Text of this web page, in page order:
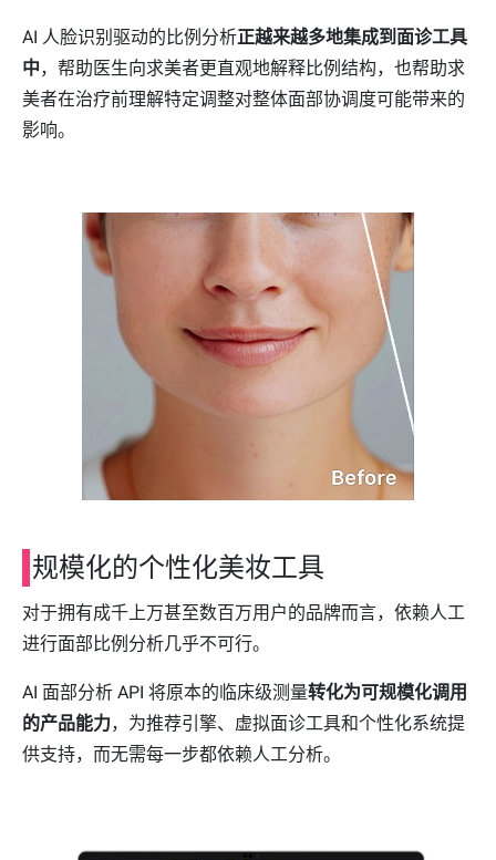
AI 人脸识别驱动的比例分析正越来越多地集成到面诊工具
中，帮助医生向求美者更直观地解释比例结构，也帮助求
美者在治疗前理解特定调整对整体面部协调度可能带来的
影响。
规模化的个性化美妆工具
对于拥有成千上万甚至数百万用户的品牌而言，依赖人工
进行面部比例分析几乎不可行。
AI 面部分析 API 将原本的临床级测量转化为可规模化调用
的产品能力，为推荐引擎、虚拟面诊工具和个性化系统提
供支持，而无需每一步都依赖人工分析。